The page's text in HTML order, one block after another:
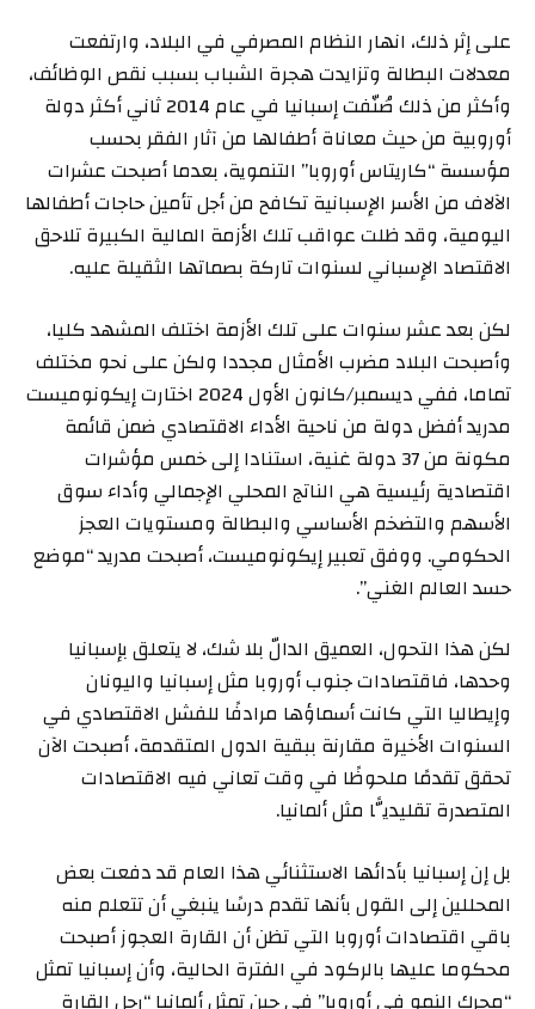
على إثر ذلك، انهار النظام المصرفي في البلاد، وارتفعت
معدلات البطالة وتزايدت هجرة الشباب بسبب نقص الوظائف،
وأكثر من ذلك صُنّفت إسبانيا في عام 2014 ثاني أكثر دولة
أوروبية من حيث معاناة أطفالها من آثار الفقر بحسب
مؤسسة “كاريتاس أوروبا” التنموية، بعدما أصبحت عشرات
الآلاف من الأسر الإسبانية تكافح من أجل تأمين حاجات أطفالها
اليومية، وقد ظلت عواقب تلك الأزمة المالية الكبيرة تلاحق
الاقتصاد الإسباني لسنوات تاركة بصماتها الثقيلة عليه.
لكن بعد عشر سنوات على تلك الأزمة اختلف المشهد كليا،
وأصبحت البلاد مضرب الأمثال مجددا ولكن على نحو مختلف
تماما، ففي ديسمبر/كانون الأول 2024 اختارت إيكونوميست
مدريد أفضل دولة من ناحية الأداء الاقتصادي ضمن قائمة
مكونة من 37 دولة غنية، استنادا إلى خمس مؤشرات
اقتصادية رئيسية هي الناتج المحلي الإجمالي وأداء سوق
الأسهم والتضخم الأساسي والبطالة ومستويات العجز
الحكومي. ووفق تعبير إيكونوميست، أصبحت مدريد “موضع
حسد العالم الغني”.
لكن هذا التحول، العميق الدالّ بلا شك، لا يتعلق بإسبانيا
وحدها، فاقتصادات جنوب أوروبا مثل إسبانيا واليونان
وإيطاليا التي كانت أسماؤها مرادفًا للفشل الاقتصادي في
السنوات الأخيرة مقارنة ببقية الدول المتقدمة، أصبحت الآن
تحقق تقدمًا ملحوظًا في وقت تعاني فيه الاقتصادات
المتصدرة تقليديًّا مثل ألمانيا.
بل إن إسبانيا بأدائها الاستثنائي هذا العام قد دفعت بعض
المحللين إلى القول بأنها تقدم درسًا ينبغي أن تتعلم منه
باقي اقتصادات أوروبا التي تظن أن القارة العجوز أصبحت
محكوما عليها بالركود في الفترة الحالية، وأن إسبانيا تمثل
“محرك النمو في أوروبا” في حين تمثل ألمانيا “رجل القارة